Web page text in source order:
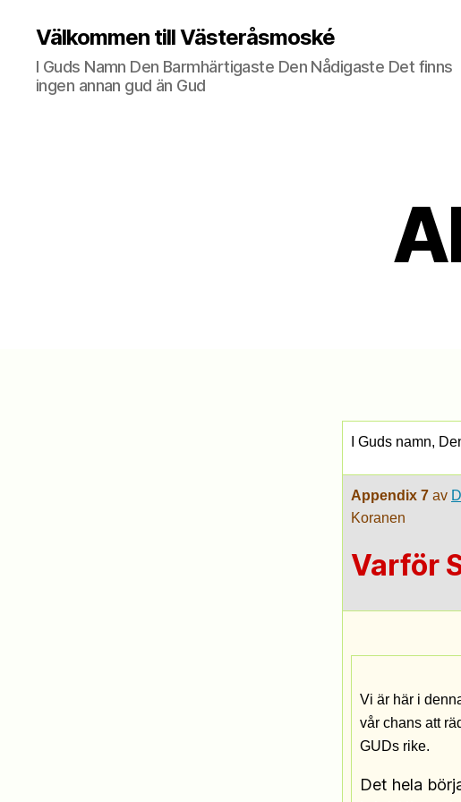
Välkommen till Västeråsmoské
I Guds Namn Den Barmhärtigaste Den Nådigaste Det finns
ingen annan gud än Gud
I Guds namn,
Appendix 7 av
Koranen
Varför
Vi är här i
vår chans att
GUDs rike.
Det hela